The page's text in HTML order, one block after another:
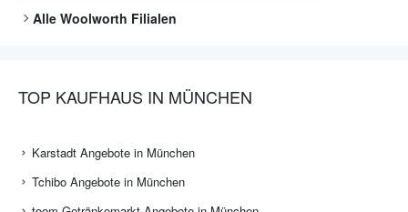
Alle Woolworth Filialen
TOP KAUFHAUS IN MÜNCHEN
Karstadt Angebote in München
Tchibo Angebote in München